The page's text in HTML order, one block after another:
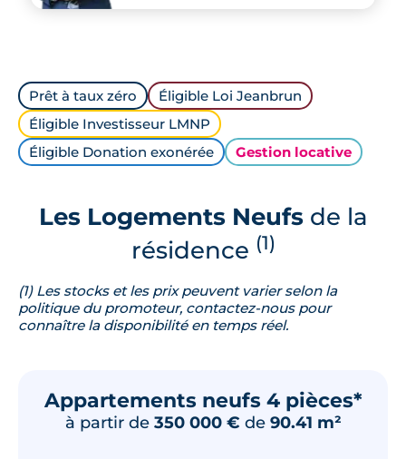
Prêt à taux zéro
Éligible Loi Jeanbrun
Éligible Investisseur LMNP
Éligible Donation exonérée
Gestion locative
Les Logements Neufsde la
résidence (1)
(1) Les stocks et les prix peuvent varier selon la
politique du promoteur, contactez-nous pour
connaître la disponibilité en temps réel.
Appartements neufs 4 pièces*
à partir de 350 000 € de 90.41 m²